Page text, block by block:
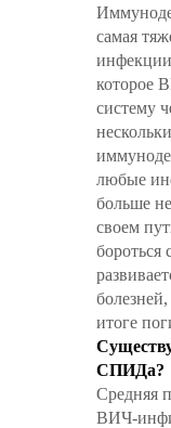
самая
которое
систему
любые
больше
своем
итоге
СПИДа?
Средняя
ВИЧ-